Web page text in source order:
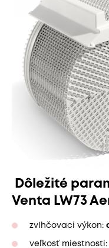
Dôležité
Venta LW73
zvlhčovací výkon:
veľkosť miestnosti: